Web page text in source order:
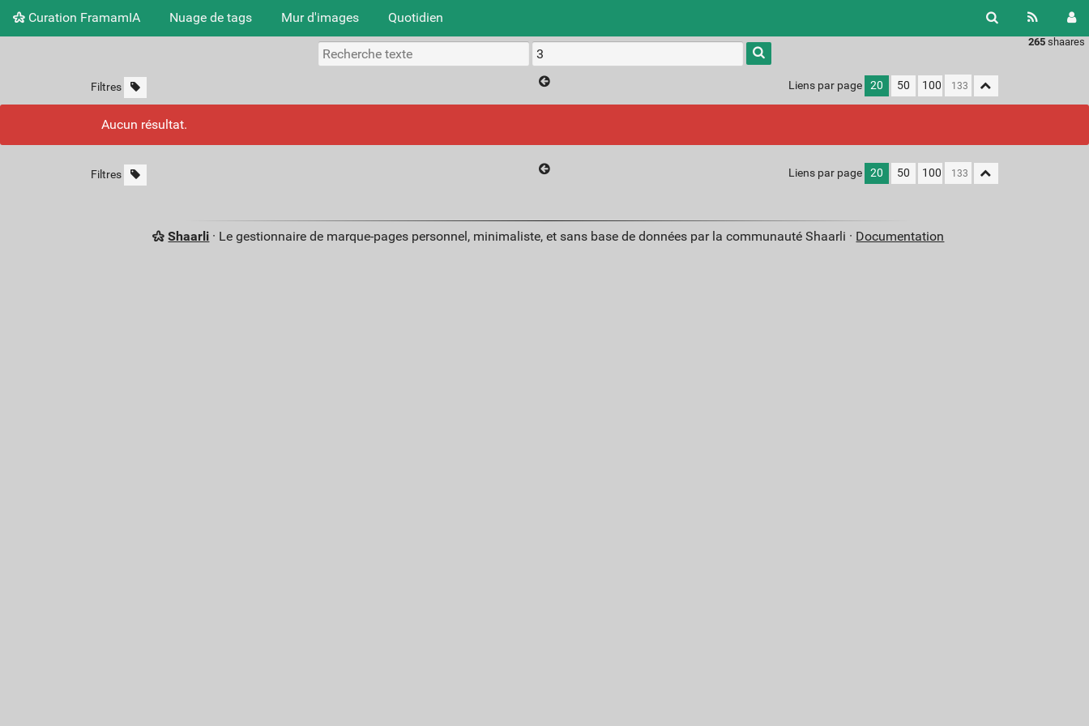
Curation FramamIA Nuage de tags Mur d'images Quotidien
265 shaares
Filtres Liens par page 20 50 100
Aucun résultat.
Filtres Liens par page 20 50 100
Shaarli · Le gestionnaire de marque-pages personnel, minimaliste, et sans base de données par la communauté Shaarli · Documentation